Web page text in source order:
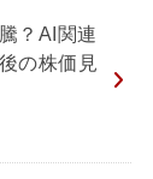
？AI関連
の株価見